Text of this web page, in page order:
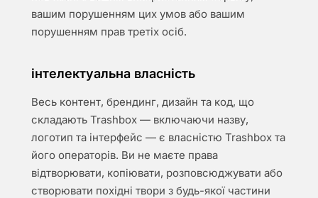
вашим порушенням цих умов або вашим
порушенням прав третіх осіб.
інтелектуальна власність
Весь контент, брендинг, дизайн та код, що
складають Trashbox — включаючи назву,
логотип та інтерфейс — є власністю Trashbox та
його операторів. Ви не маєте права
відтворювати, копіювати, розповсюджувати або
створювати похідні твори з будь-якої частини